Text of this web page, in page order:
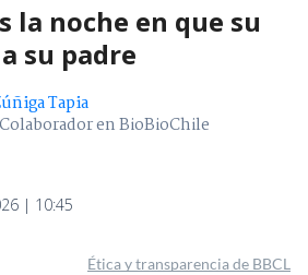
la noche en que su
su padre
Tapia
en BioBioChile
| 10:45
Ética y transparencia de BBCL